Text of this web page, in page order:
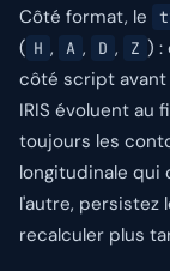
Côté format, le
( H , A , D , Z ) :
côté script avant
IRIS évoluent au
toujours les
longitudinale qui
l'autre, persistez
recalculer plus